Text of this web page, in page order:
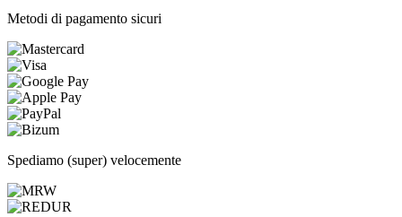
Metodi di pagamento sicuri
Spediamo (super) velocemente